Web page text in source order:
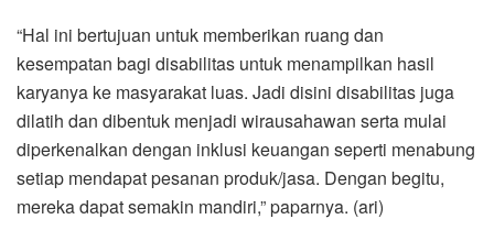
“Hal ini bertujuan untuk memberikan ruang dan
kesempatan bagi disabilitas untuk menampilkan hasil
karyanya ke masyarakat luas. Jadi disini disabilitas juga
dilatih dan dibentuk menjadi wirausahawan serta mulai
diperkenalkan dengan inklusi keuangan seperti menabung
setiap mendapat pesanan produk/jasa. Dengan begitu,
mereka dapat semakin mandiri,” paparnya. (ari)